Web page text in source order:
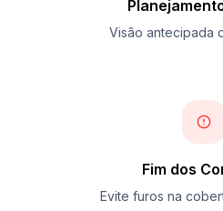
Visão antecipada
Fim dos
Evite furos na